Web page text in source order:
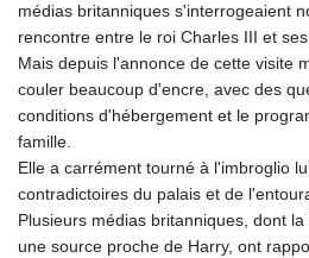
médias britanniques s'interrogeaient
rencontre entre le roi Charles III et
Mais depuis l'annonce de cette visite
couler beaucoup d'encre, avec des
conditions d'hébergement et le
famille.
Elle a carrément tourné à l'imbroglio
contradictoires du palais et de
Plusieurs médias britanniques, dont
une source proche de Harry, ont